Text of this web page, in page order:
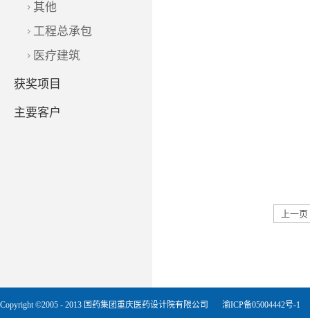
其他
工程总承包
医疗建筑
获奖项目
主要客户
上一页
Copyright ©2005 - 2013 国药集团重庆医药设计院有限公司 渝ICP备05004442号-1